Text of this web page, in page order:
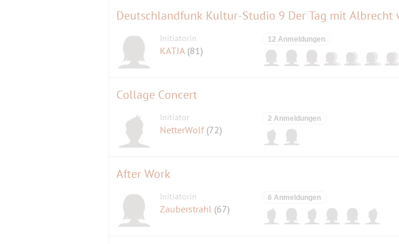
Initiatorin
KATJA (81)
12 Anmeldungen
Collage Concert
Initiator
NetterWolf (72)
2 Anmeldungen
After Work
Initiatorin
Zauberstrahl (67)
6 Anmeldungen